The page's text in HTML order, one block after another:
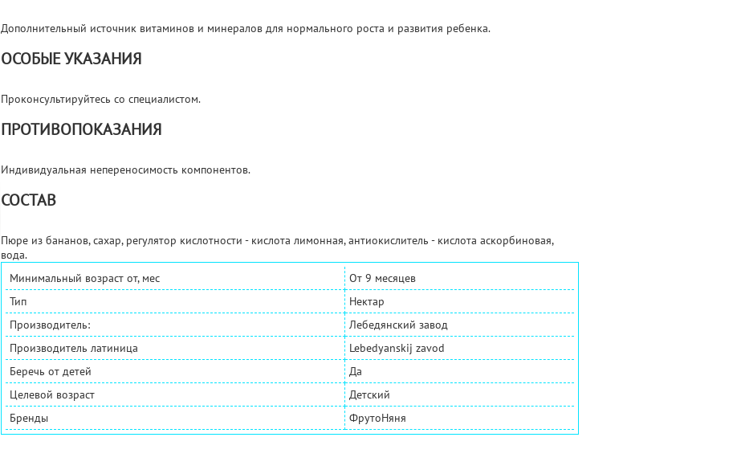
Дополнительный источник витаминов и минералов для нормального роста и развития ребенка.
ОСОБЫЕ УКАЗАНИЯ
Проконсультируйтесь со специалистом.
ПРОТИВОПОКАЗАНИЯ
Индивидуальная непереносимость компонентов.
СОСТАВ
Пюре из бананов, сахар, регулятор кислотности - кислота лимонная, антиокислитель - кислота аскорбиновая,
вода.
Минимальный возраст от, мес
От 9 месяцев
Тип
Нектар
Производитель:
Лебедянский завод
Производитель латиница
Lebedyanskij zavod
Беречь от детей
Да
Целевой возраст
Детский
Бренды
ФрутоНяня